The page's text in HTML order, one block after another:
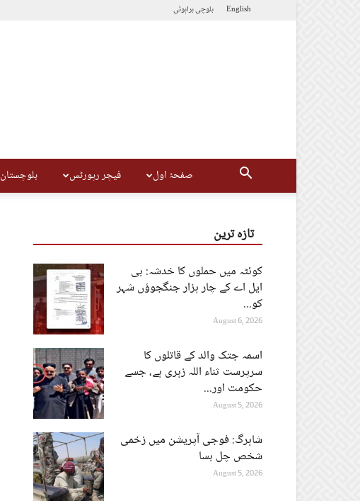
English بلوچیبراہوئی
صفحۂ اول فیچر رپورٹس بلوچستان
تازہ ترین
کوئٹہ میں حملوں کا خدشہ: بی
ایل اے کے چار ہزار جنگجوؤں شہر
کو...
August 6, 2026
اسمہ جتک والد کے قاتلوں کا
سرپرست ثناء اللہ زہری ہے، جسے
حکومت اور...
August 5, 2026
شاہرگ: فوجی آپریشن میں زخمی
شخص چل بسا
August 5, 2026